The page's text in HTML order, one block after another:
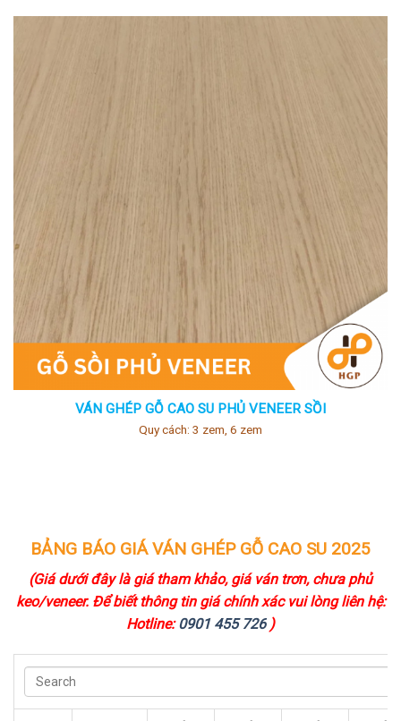
VÁN GHÉP GỖ CAO SU PHỦ VENEER SỒI
Quy cách: 3 zem, 6 zem
BẢNG BÁO GIÁ VÁN GHÉP GỖ CAO SU 2025
(Giá dưới đây là giá tham khảo, giá ván trơn, chưa phủ
keo/veneer. Để biết thông tin giá chính xác vui lòng liên hệ:
Hotline:0901 455 726)
SEARCH